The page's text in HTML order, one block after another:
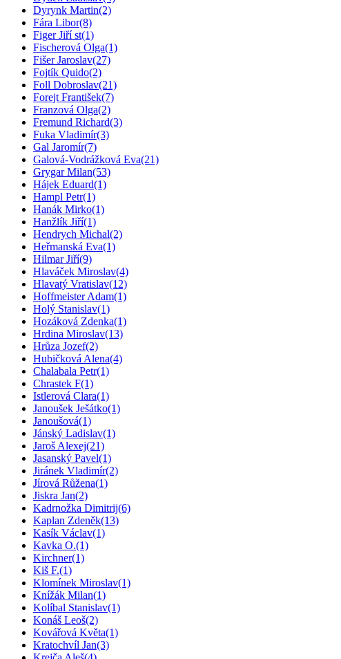
Dyrynk Martin(2)
Fára Libor(8)
Figer Jiří st(1)
Fischerová Olga(1)
Fišer Jaroslav(27)
Fojtík Quido(2)
Foll Dobroslav(21)
Forejt František(7)
Franzová Olga(2)
Fremund Richard(3)
Fuka Vladimír(3)
Gal Jaromír(7)
Galová-Vodrážková Eva(21)
Grygar Milan(53)
Hájek Eduard(1)
Hampl Petr(1)
Hanák Mirko(1)
Hanžlík Jiří(1)
Hendrych Michal(2)
Heřmanská Eva(1)
Hilmar Jiří(9)
Hlaváček Miroslav(4)
Hlavatý Vratislav(12)
Hoffmeister Adam(1)
Holý Stanislav(1)
Hozáková Zdenka(1)
Hrdina Miroslav(13)
Hrůza Jozef(2)
Hubičková Alena(4)
Chalabala Petr(1)
Chrastek F(1)
Istlerová Clara(1)
Janoušek Ješátko(1)
Janoušová(1)
Jánský Ladislav(1)
Jaroš Alexej(21)
Jasanský Pavel(1)
Jiránek Vladimír(2)
Jírová Růžena(1)
Jiskra Jan(2)
Kadrnožka Dimitrij(6)
Kaplan Zdeněk(13)
Kasík Václav(1)
Kavka O.(1)
Kirchner(1)
Kiš F.(1)
Klomínek Miroslav(1)
Knížák Milan(1)
Kolíbal Stanislav(1)
Konáš Leoš(2)
Kovářová Květa(1)
Kratochvíl Jan(3)